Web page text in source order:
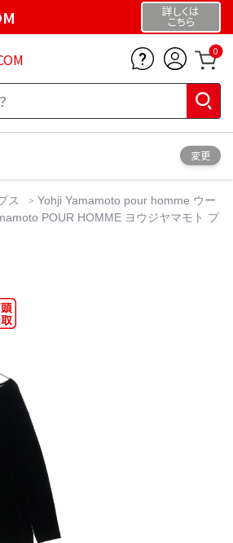
詳しくは
こちら
0
変更
ス
Yohji Yamamoto pour homme ウー
POUR HOMME ヨウジヤマモト プ